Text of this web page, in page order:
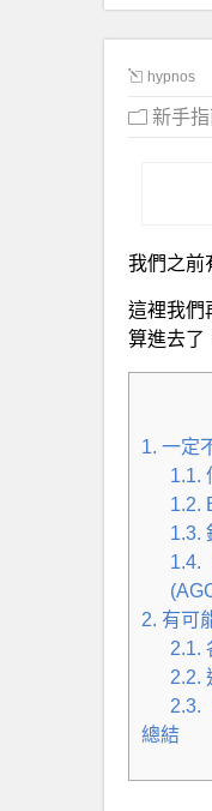
hypnos
新手
我們之前
這裡我們
算進去了
1. 一定
1.1.
1.2.
1.3.
1.4.
2. 有可
2.1.
2.2.
2.3.
總結